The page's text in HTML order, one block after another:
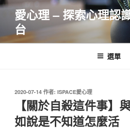
跳
要
愛心理 – 探索心理認
台
選單
發
2020-07-14 作者: ISPACE愛心理
【關於自殺這件事】
如說是不知道怎麼活